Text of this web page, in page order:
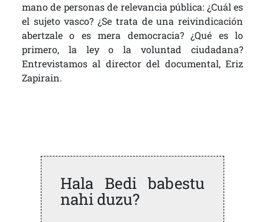
mano de personas de relevancia pública: ¿Cuál es
el sujeto vasco? ¿Se trata de una reivindicación
abertzale o es mera democracia? ¿Qué es lo
primero, la ley o la voluntad ciudadana?
Entrevistamos al director del documental, Eriz
Zapirain.
Hala Bedi babestu
nahi duzu?